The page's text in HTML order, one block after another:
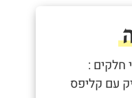
חלקים :
עם קליפס